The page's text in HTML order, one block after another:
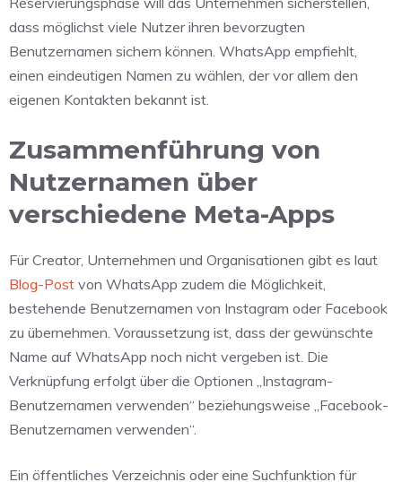
dass möglichst viele Nutzer ihren bevorzugten
Benutzernamen sichern können. WhatsApp empfiehlt,
einen eindeutigen Namen zu wählen, der vor allem den
eigenen Kontakten bekannt ist.
Zusammenführung von
Nutzernamen über
verschiedene Meta-Apps
Für Creator, Unternehmen und Organisationen gibt es laut
Blog-Post von WhatsApp zudem die Möglichkeit,
bestehende Benutzernamen von Instagram oder Facebook
zu übernehmen. Voraussetzung ist, dass der gewünschte
Name auf WhatsApp noch nicht vergeben ist. Die
Verknüpfung erfolgt über die Optionen „Instagram-
Benutzernamen verwenden“ beziehungsweise „Facebook-
Benutzernamen verwenden“.
Ein öffentliches Verzeichnis oder eine Suchfunktion für